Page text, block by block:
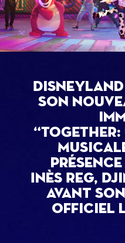
son
présence
Inès Reg,
avant
officiel